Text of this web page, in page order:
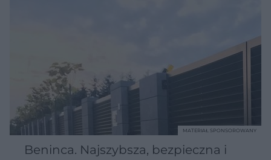
Beninca. Najszybsza, bezpieczna i
MATERIAŁ SPONSOROWANY